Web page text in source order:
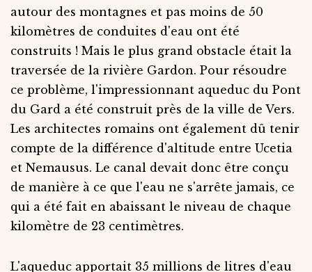
autour des montagnes et pas moins de 50
kilomètres de conduites d'eau ont été
construits ! Mais le plus grand obstacle était la
traversée de la rivière Gardon. Pour résoudre
ce problème, l'impressionnant aqueduc du Pont
du Gard a été construit près de la ville de Vers.
Les architectes romains ont également dû tenir
compte de la différence d'altitude entre Ucetia
et Nemausus. Le canal devait donc être conçu
de manière à ce que l'eau ne s'arrête jamais, ce
qui a été fait en abaissant le niveau de chaque
kilomètre de 23 centimètres.
L'aqueduc apportait 35 millions de litres d'eau